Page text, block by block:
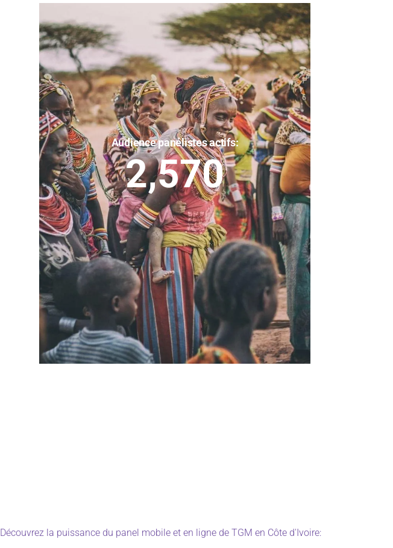
Audience panélistes actifs:
2,570
Découvrez la puissance du panel mobile et en ligne de TGM en Côte d'Ivoire: